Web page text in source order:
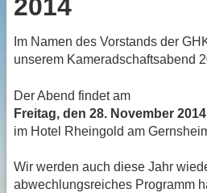
2014
Im Namen des Vorstands der
unserem Kameradschaftsabend
Der Abend findet am
Freitag, den 28. November
im Hotel Rheingold am
Wir werden auch diese Jahr
abwechlungsreiches Programm